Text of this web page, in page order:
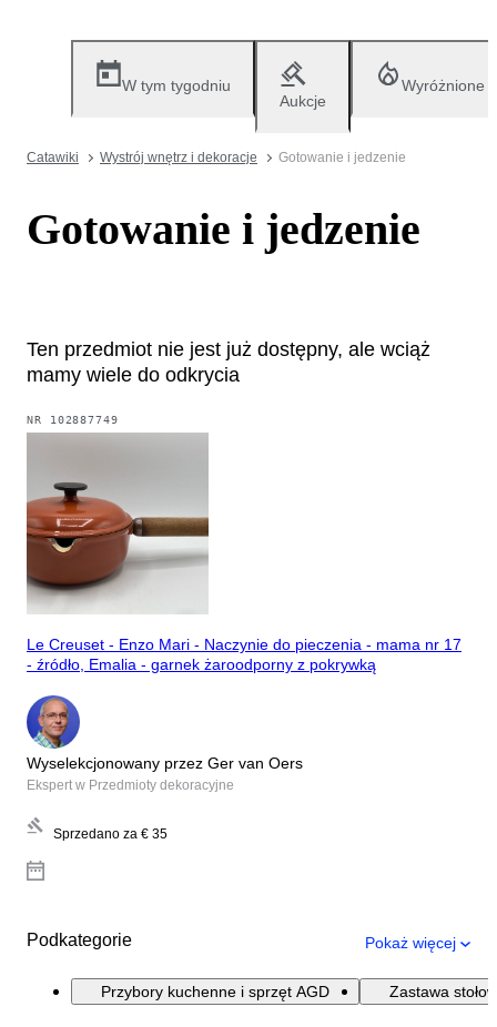
W tym tygodniu
Aukcje
Wyróżnione
Catawiki Wystrój wnętrz i dekoracje Gotowanie i jedzenie
Gotowanie i jedzenie
Ten przedmiot nie jest już dostępny, ale wciąż
mamy wiele do odkrycia
NR 102887749
Le Creuset - Enzo Mari - Naczynie do pieczenia - mama nr 17
- źródło, Emalia - garnek żaroodporny z pokrywką
Wyselekcjonowany przez Ger van Oers
Ekspert w Przedmioty dekoracyjne
Sprzedano za € 35
Podkategorie Pokaż więcej
Przybory kuchenne i sprzęt AGD Zastawa